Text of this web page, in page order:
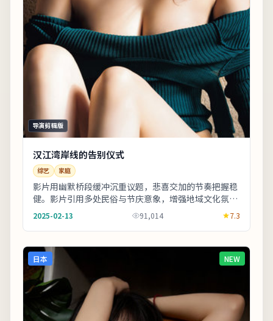
导演剪辑版
汉江湾岸线的告别仪式
综艺 家庭
影片用幽默桥段缓冲沉重议题，悲喜交加的节奏把握稳
健。影片引用多处民俗与节庆意象，增强地域文化氛
围。影片中出现的地标多为实景拍摄，旅行爱好者可按
2025-02-13 91,014 7.3
日本 NEW